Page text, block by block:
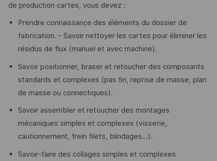
de production cartes, vous devez :
Prendre connaissance des éléments du dossier de
fabrication. - Savoir nettoyer les cartes pour éliminer les
résidus de flux (manuel et avec machine).
Savoir positionner, braser et retoucher des composants
standards et complexes (pas fin, reprise de masse, plan
de masse ou connectiques).
Savoir assembler et retoucher des montages
mécaniques simples et complexes (visserie,
cautionnement, frein filets, blindages…).
Savoir-faire des collages simples et complexes